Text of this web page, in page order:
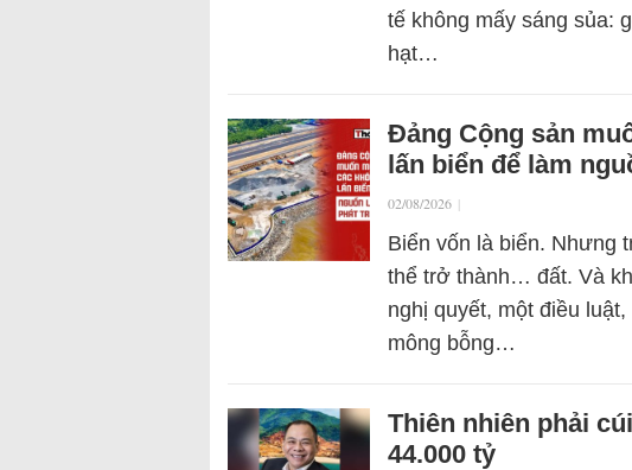
tế không mấy sáng sủa:
hạt…
Đảng Cộng sản
lấn biển để làm
02/08/2026 |
Biển vốn là biển. Nhưng
thể trở thành… đất. Và
nghị quyết, một điều
mông bỗng…
Thiên nhiên phải
44.000 tỷ